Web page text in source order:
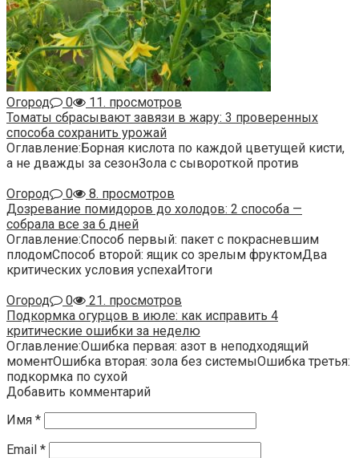
Огород 0
11. просмотров
Томаты сбрасывают завязи в жару: 3 проверенных
способа сохранить урожай
Оглавление:Борная кислота по каждой цветущей кисти,
а не дважды за сезонЗола с сывороткой против
Огород
0
8. просмотров
Дозревание помидоров до холодов: 2 способа —
собрала все за 6 дней
Оглавление:Способ первый: пакет с покрасневшим
плодомСпособ второй: ящик со зрелым фруктомДва
критических условия успехаИтоги
Огород
0
21. просмотров
Подкормка огурцов в июле: как исправить 4
критические ошибки за неделю
Оглавление:Ошибка первая: азот в неподходящий
моментОшибка вторая: зола без системыОшибка третья:
подкормка по сухой
Добавить комментарий
Имя *
Email *